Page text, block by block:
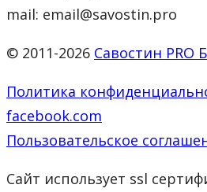
mail: email@savostin.pro
© 2011-2026 Савостин PRO
Политика
facebook.com
Пользовательское
Сайт использует ssl